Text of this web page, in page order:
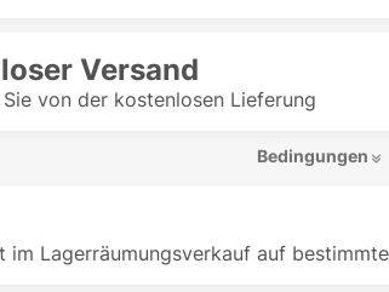
Versand
von der kostenlosen Lieferung
Bedingungen
im Lagerräumungsverkauf auf